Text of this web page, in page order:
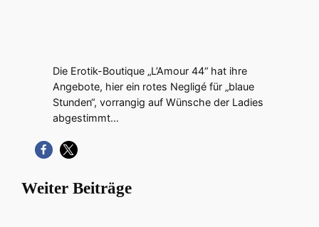
Die Erotik-Boutique „L’Amour 44“ hat ihre
Angebote, hier ein rotes Negligé für „blaue
Stunden“, vorrangig auf Wünsche der Ladies
abgestimmt…
Weiter Beiträge